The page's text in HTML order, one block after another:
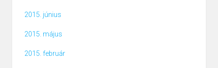
2015. június
2015. május
2015. február